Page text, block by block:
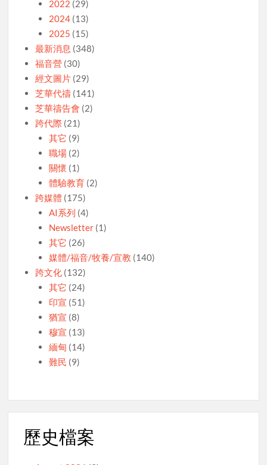
2022 (29)
2024(13)
2025 (15)
最新消息 (348)
福音營 (30)
經文圖片 (29)
芝華代禱 (141)
芝華禱告會 (2)
跨代際 (21)
其它 (9)
職場(2)
關懷 (1)
體驗教育(2)
跨媒體 (175)
AI系列 (4)
Newsletter(1)
其它 (26)
媒體/福音/牧養/宣教 (140)
跨文化 (132)
其它 (24)
印宣 (51)
猶宣 (8)
穆宣 (13)
緬甸 (14)
難民 (9)
歷史檔案